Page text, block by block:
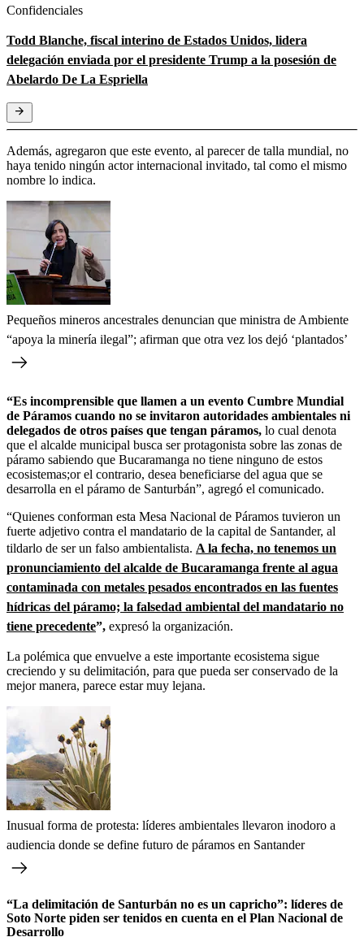
Confidenciales
Todd Blanche, fiscal interino de Estados Unidos, lidera
delegación enviada por el presidente Trump a la posesión de
Abelardo De La Espriella
Además, agregaron que este evento, al parecer de talla mundial, no
haya tenido ningún actor internacional invitado, tal como el mismo
nombre lo indica.
Pequeños mineros ancestrales denuncian que ministra de Ambiente
“apoya la minería ilegal”; afirman que otra vez los dejó ‘plantados’
“Es incomprensible que llamen a un evento Cumbre Mundial
de Páramos cuando no se invitaron autoridades ambientales ni
delegados de otros países que tengan páramos, lo cual denota
que el alcalde municipal busca ser protagonista sobre las zonas de
páramo sabiendo que Bucaramanga no tiene ninguno de estos
ecosistemas;or el contrario, desea beneficiarse del agua que se
desarrolla en el páramo de Santurbán”, agregó el comunicado.
“Quienes conforman esta Mesa Nacional de Páramos tuvieron un
fuerte adjetivo contra el mandatario de la capital de Santander, al
tildarlo de ser un falso ambientalista. A la fecha, no tenemos un
pronunciamiento del alcalde de Bucaramanga frente al agua
contaminada con metales pesados encontrados en las fuentes
hídricas del páramo; la falsedad ambiental del mandatario no
tiene precedente”, expresó la organización.
La polémica que envuelve a este importante ecosistema sigue
creciendo y su delimitación, para que pueda ser conservado de la
mejor manera, parece estar muy lejana.
Inusual forma de protesta: líderes ambientales llevaron inodoro a
audiencia donde se define futuro de páramos en Santander
“La delimitación de Santurbán no es un capricho”: líderes de
Soto Norte piden ser tenidos en cuenta en el Plan Nacional de
Desarrollo